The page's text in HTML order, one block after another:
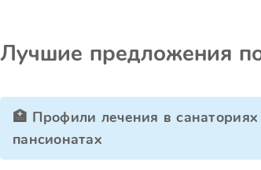
Лучшие предложения
🏥 Профили лечения в
пансионатах